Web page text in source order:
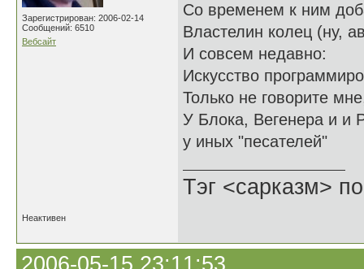
Зарегистрирован: 2006-02-14
Сообщений: 6510
Вебсайт
Со временем к ним
Властелин колец (ну,
И совсем недавно:
Искусство
Только не говорите
У Блока, Вегенера и и
у иных "песателей"
Тэг <сарказм>
Неактивен
2006-05-15 23:11:53